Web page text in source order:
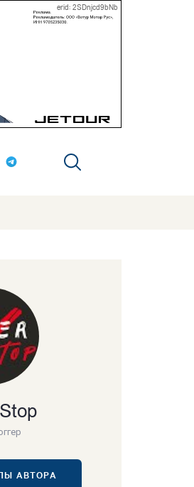
erid: 2SDnjcd9bNb
АВТОРА